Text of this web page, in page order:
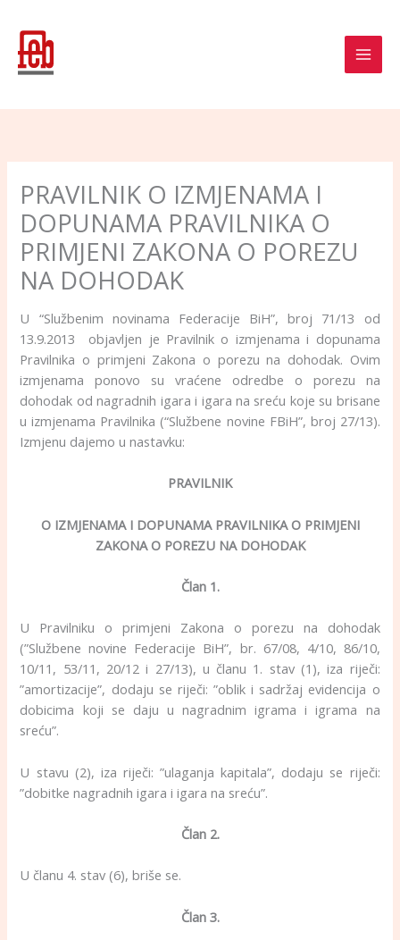
content
PRAVILNIK O IZMJENAMA I
DOPUNAMA PRAVILNIKA O
PRIMJENI ZAKONA O POREZU
NA DOHODAK
U “Službenim novinama Federacije BiH”, broj 71/13 od
13.9.2013 objavljen je Pravilnik o izmjenama i dopunama
Pravilnika o primjeni Zakona o porezu na dohodak. Ovim
izmjenama ponovo su vraćene odredbe o porezu na
dohodak od nagradnih igara i igara na sreću koje su brisane
u izmjenama Pravilnika (“Službene novine FBiH”, broj 27/13).
Izmjenu dajemo u nastavku:
PRAVILNIK
O IZMJENAMA I DOPUNAMA PRAVILNIKA O PRIMJENI
ZAKONA O POREZU NA DOHODAK
Član 1.
U Pravilniku o primjeni Zakona o porezu na dohodak
(”Službene novine Federacije BiH”, br. 67/08, 4/10, 86/10,
10/11, 53/11, 20/12 i 27/13), u članu 1. stav (1), iza riječi:
”amortizacije”, dodaju se riječi: ”oblik i sadržaj evidencija o
dobicima koji se daju u nagradnim igrama i igrama na
sreću”.
U stavu (2), iza riječi: ”ulaganja kapitala”, dodaju se riječi:
”dobitke nagradnih igara i igara na sreću”.
Član 2.
U članu 4. stav (6), briše se.
Član 3.